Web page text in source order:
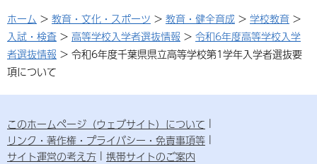
ホーム > 教育・文化・スポーツ > 教育・健全育成 > 学校教育 >
入試・検査 > 高等学校入学者選抜情報 > 令和6年度高等学校入学
者選抜情報 > 令和6年度千葉県県立高等学校第1学年入学者選抜要
項について
このホームページ（ウェブサイト）について
リンク・著作権・プライバシー・免責事項等
サイト運営の考え方
携帯サイトのご案内